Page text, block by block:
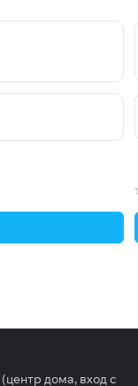
дома, вход с